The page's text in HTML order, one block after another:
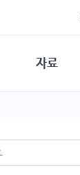
자료
뉴스레터